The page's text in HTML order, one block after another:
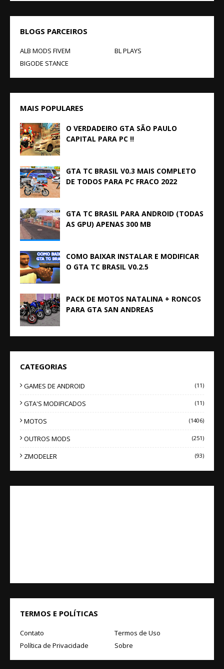
BLOGS PARCEIROS
ALB MODS FIVEM
BL PLAYS
BIGODE STANCE
MAIS POPULARES
O VERDADEIRO GTA SÃO PAULO
CAPITAL PARA PC !!
GTA TC BRASIL V0.3 MAIS COMPLETO
DE TODOS PARA PC FRACO 2022
GTA TC BRASIL PARA ANDROID (TODAS
AS GPU) APENAS 300 MB
COMO BAIXAR INSTALAR E MODIFICAR
O GTA TC BRASIL V0.2.5
PACK DE MOTOS NATALINA + RONCOS
PARA GTA SAN ANDREAS
CATEGORIAS
GAMES DE ANDROID (11)
GTA'S MODIFICADOS (11)
MOTOS (1406)
OUTROS MODS (251)
ZMODELER (93)
TERMOS E POLÍTICAS
Contato
Termos de Uso
Política de Privacidade
Sobre